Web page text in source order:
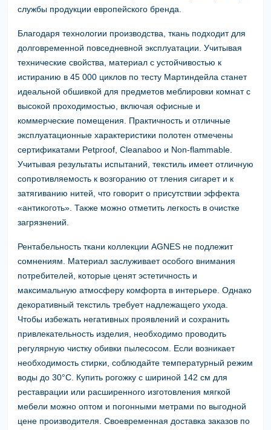
службы продукции европейского бренда.
Благодаря технологии производства, ткань подходит для
долговременной повседневной эксплуатации. Учитывая
технические свойства, материал с устойчивостью к
истиранию в 45 000 циклов по тесту Мартиндейла станет
идеальной обшивкой для предметов меблировки комнат с
высокой проходимостью, включая офисные и
коммерческие помещения. Практичность и отличные
эксплуатационные характеристики полотен отмечены
сертификатами Petproof, Cleanaboo и Non-flammable.
Учитывая результаты испытаний, текстиль имеет отличную
сопротивляемость к возгоранию от тления сигарет и к
затягиванию нитей, что говорит о присутствии эффекта
«антикоготь». Также можно отметить легкость в очистке
загрязнений.
Рентабельность ткани коллекции AGNES не подлежит
сомнениям. Материал заслуживает особого внимания
потребителей, которые ценят эстетичность и
максимальную атмосферу комфорта в интерьере. Однако
декоративный текстиль требует надлежащего ухода.
Чтобы избежать негативных проявлений и сохранить
привлекательность изделия, необходимо проводить
регулярную чистку обивки пылесосом. Если возникает
необходимость стирки, соблюдайте температурный режим
воды до 30°C. Купить рогожку с шириной 142 см для
реставрации или расширенного изготовления мягкой
мебели можно оптом и погонными метрами по выгодной
цене производителя. Своевременная доставка заказов по